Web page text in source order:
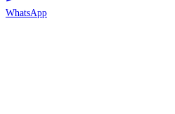
WhatsApp